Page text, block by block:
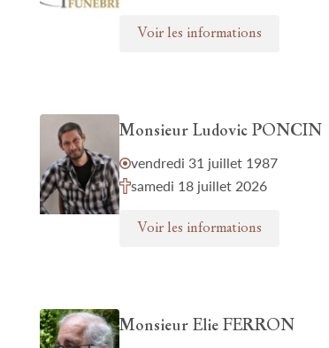
Voir les informations
Monsieur Ludovic PONCIN
vendredi 31 juillet 1987
samedi 18 juillet 2026
Voir les informations
Monsieur Elie FERRON